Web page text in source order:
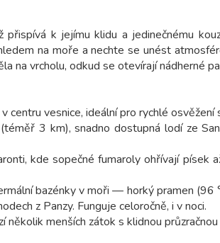
přispívá k jejímu klidu a jedinečnému
na moře a nechte se unést
na vrcholu, odkud se otevírají nádherné
centru vesnice, ideální pro rychlé
3 km), snadno dostupná lodí ze
kde sopečné fumaroly ohřívají písek
bazénky v moři — horký pramen (96
z Panzy. Funguje celoročně, i v noci.
několik menších zátok s klidnou